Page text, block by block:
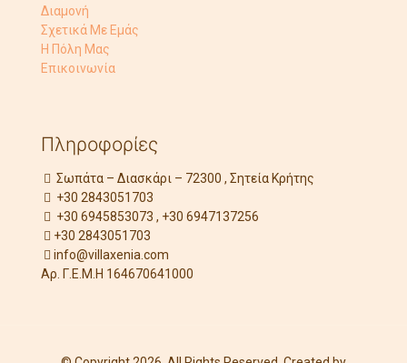
Διαμονή
Σχετικά Με Εμάς
Η Πόλη Μας
Επικοινωνία
Πληροφορίες
Σωπάτα – Διασκάρι – 72300 , Σητεία Κρήτης
+30 2843051703
+30 6945853073 , +30 6947137256
+30 2843051703
info@villaxenia.com
Αρ. Γ.Ε.Μ.Η 164670641000